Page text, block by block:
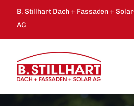
B. Stillhart Dach + Fassaden + Solar
AG